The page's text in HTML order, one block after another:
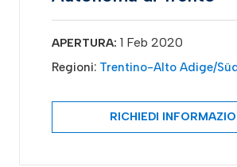
APERTURA: 1 Feb 2020
Regioni: Trentino-Alto Adige/
RICHIEDI